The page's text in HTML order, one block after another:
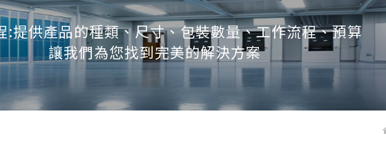
:提供產品的種類、尺寸、包裝數量、工作流程、預算
讓我們為您找到完美的解決方案